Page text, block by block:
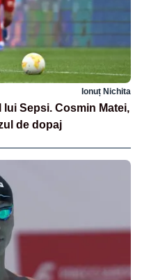
Ionuț Nichita
Sepsi. Cosmin Matei,
de dopaj